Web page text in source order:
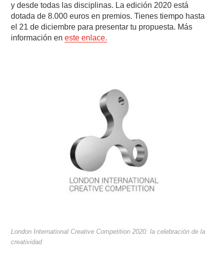
y desde todas las disciplinas. La edición 2020 está
dotada de 8.000 euros en premios. Tienes tiempo hasta
el 21 de diciembre para presentar tu propuesta. Más
información eneste enlace.
London International Creative Competition 2020: la celebración de la
creatividad